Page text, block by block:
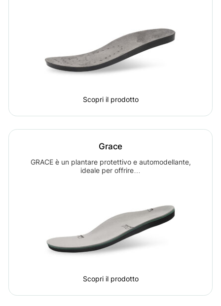
Scopri il prodotto
Grace
GRACE è un plantare protettivo e automodellante,
ideale per offrire…
Scopri il prodotto